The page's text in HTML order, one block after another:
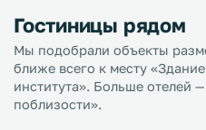
Гостиницы рядом
Мы подобрали объекты
ближе всего к месту
института». Больше отелей
поблизости».